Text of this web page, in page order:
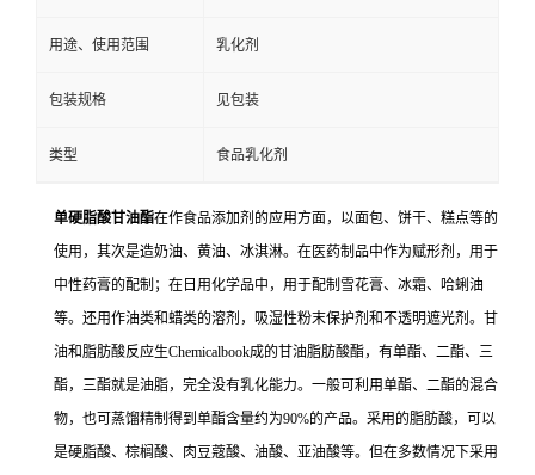
用途、使用范围 乳化剂
包装规格 见包装
类型 食品乳化剂
单硬脂酸甘油酯在作食品添加剂的应用方面，以面包、饼干、糕点等的
使用，其次是造奶油、黄油、冰淇淋。在医药制品中作为赋形剂，用于
中性药膏的配制；在日用化学品中，用于配制雪花膏、冰霜、哈蜊油
等。还用作油类和蜡类的溶剂，吸湿性粉末保护剂和不透明遮光剂 。甘
油和脂肪酸反应生Chemicalbook成的甘油脂肪酸酯，有单酯、二酯、三
酯，三酯就是油脂，完全没有乳化能力。一般可利用单酯、二酯的混合
物，也可蒸馏精制得到单酯含量约为90%的产品。采用的脂肪酸，可以
是硬脂酸、棕榈酸、肉豆蔻酸、油酸、亚油酸等。但在多数情况下采用